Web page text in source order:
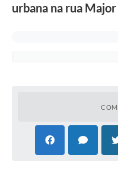
urbana na rua